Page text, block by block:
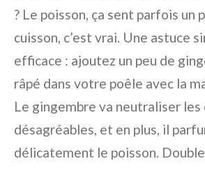
? Le poisson, ça sent parfois un
cuisson, c’est vrai. Une astuce
efficace : ajoutez un peu de
râpé dans votre poêle avec la
Le gingembre va neutraliser les
désagréables, et en plus, il
délicatement le poisson.